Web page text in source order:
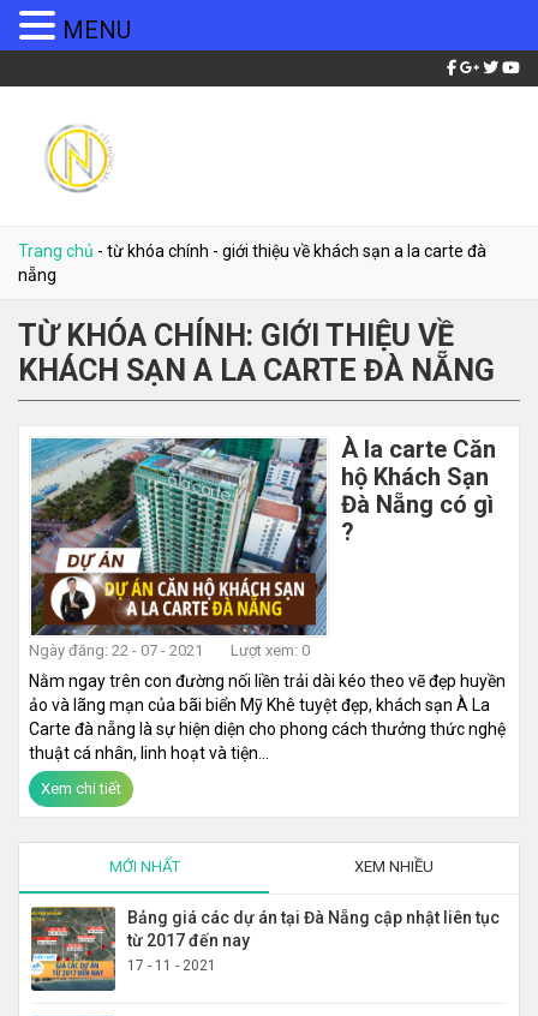
Trang chủ - từ khóa chính - giới thiệu về khách sạn a la carte đà
nẵng
TỪ KHÓA CHÍNH: GIỚI THIỆU VỀ
KHÁCH SẠN A LA CARTE ĐÀ NẴNG
À la carte Căn
hộ Khách Sạn
Đà Nẵng có gì
?
Ngày đăng: 22 - 07 - 2021 Lượt xem: 0
Nằm ngay trên con đường nối liền trải dài kéo theo vẽ đẹp huyền
ảo và lãng mạn của bãi biển Mỹ Khê tuyệt đẹp, khách sạn À La
Carte đà nẵng là sự hiện diện cho phong cách thưởng thức nghệ
thuật cá nhân, linh hoạt và tiện...
Xem chi tiết
MỚI NHẤT XEM NHIỀU
Bảng giá các dự án tại Đà Nẵng cập nhật liên tục
từ 2017 đến nay
17 - 11 - 2021
MENU